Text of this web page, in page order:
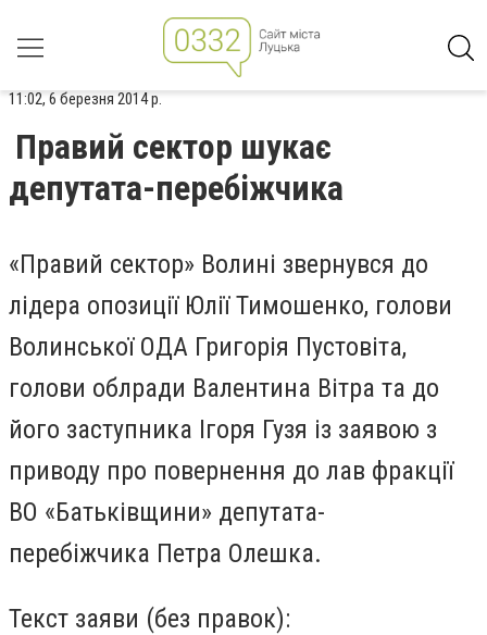
11:02, 6 березня 2014 р.
Правий сектор шукає
депутата-перебіжчика
«Правий сектор» Волині звернувся до
лідера опозиції Юлії Тимошенко, голови
Волинської ОДА Григорія Пустовіта,
голови облради Валентина Вітра та до
його заступника Ігоря Гузя із заявою з
приводу про повернення до лав фракції
ВО «Батьківщини» депутата-
перебіжчика Петра Олешка.
Текст заяви (без правок):